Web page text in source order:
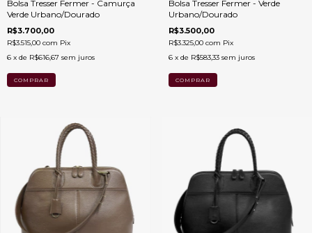
Bolsa Tresser Fermer - Camurça
Verde Urbano/Dourado
R$3.700,00
R$3.515,00 com Pix
6 x de R$616,67 sem juros
Bolsa Tresser Fermer - Verde
Urbano/Dourado
R$3.500,00
R$3.325,00 com Pix
6 x de R$583,33 sem juros